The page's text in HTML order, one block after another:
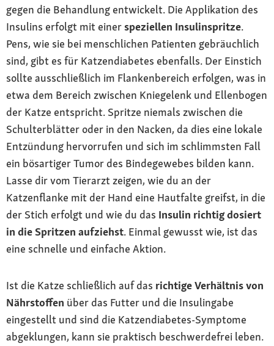
gegen die Behandlung entwickelt. Die Applikation des
Insulins erfolgt mit einerspeziellen Insulinspritze.
Pens, wie sie bei menschlichen Patienten gebräuchlich
sind, gibt es für Katzendiabetes ebenfalls. Der Einstich
sollte ausschließlich im Flankenbereich erfolgen, was in
etwa dem Bereich zwischen Kniegelenk und Ellenbogen
der Katze entspricht. Spritze niemals zwischen die
Schulterblätter oder in den Nacken, da dies eine lokale
Entzündung hervorrufen und sich im schlimmsten Fall
ein bösartiger Tumor des Bindegewebes bilden kann.
Lasse dir vom Tierarzt zeigen, wie du an der
Katzenflanke mit der Hand eine Hautfalte greifst, in die
der Stich erfolgt und wie du das Insulin richtig dosiert
in die Spritzen aufziehst. Einmal gewusst wie, ist das
eine schnelle und einfache Aktion.
Ist die Katze schließlich auf das richtige Verhältnis von
Nährstoffen über das Futter und die Insulingabe
eingestellt und sind die Katzendiabetes-Symptome
abgeklungen, kann sie praktisch beschwerdefrei leben.